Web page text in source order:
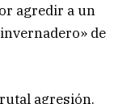
agredir a un
de
agresión.